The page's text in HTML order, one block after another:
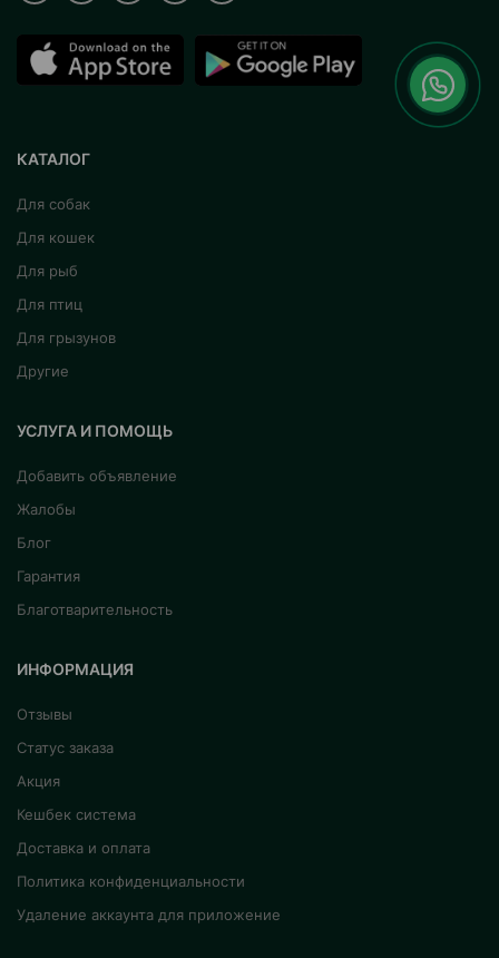
КАТАЛОГ
Для собак
Для кошек
Для рыб
Для птиц
Для грызунов
Другие
УСЛУГА И ПОМОЩЬ
Добавить объявление
Жалобы
Блог
Гарантия
Благотварительность
ИНФОРМАЦИЯ
Отзывы
Статус заказа
Акция
Кешбек система
Доставка и оплата
Политика конфиденциальности
Удаление аккаунта для приложение